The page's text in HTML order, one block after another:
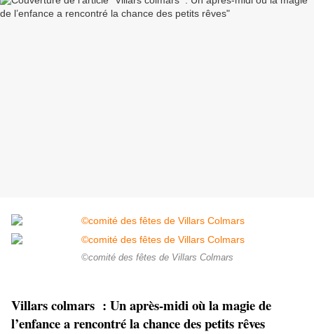
©comité des fêtes de Villars Colmars
Villars colmars  : Un après-midi où la magie de
l’enfance a rencontré la chance des petits rêves